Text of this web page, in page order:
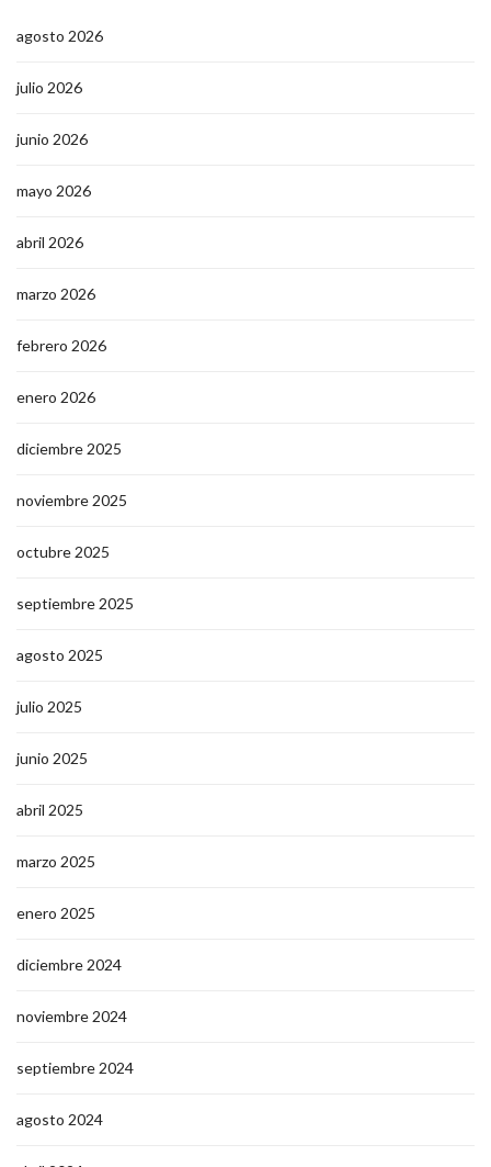
agosto 2026
julio 2026
junio 2026
mayo 2026
abril 2026
marzo 2026
febrero 2026
enero 2026
diciembre 2025
noviembre 2025
octubre 2025
septiembre 2025
agosto 2025
julio 2025
junio 2025
abril 2025
marzo 2025
enero 2025
diciembre 2024
noviembre 2024
septiembre 2024
agosto 2024